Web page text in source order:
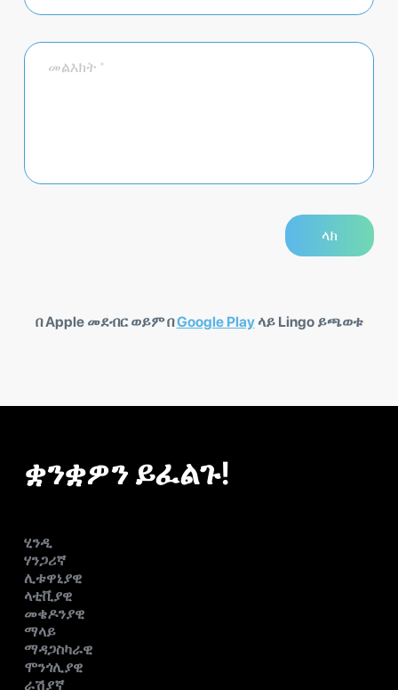
በ Apple መደብር ወይም በGoogle Playላይ Lingo ይጫወቱ
ቋንቋዎን ይፈልጉ!
ሂንዲ
ሃንጋሪኛ
ሊቱዋኒያዊ
ላቲቪያዊ
መቄዶንያዊ
ማላይ
ማዳጋስካራዊ
ሞንጎሊያዊ
ራሽያኛ